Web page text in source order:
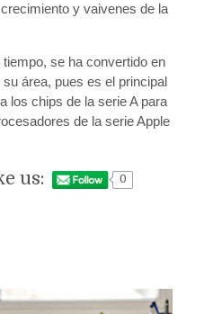
y vaivenes de la
se ha convertido en
área, pues es el principal
los chips de la serie A para
de la serie Apple
us:
0